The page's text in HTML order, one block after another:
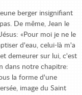
berger insignifiant
De même, Jean le
«Pour moi je ne le
d'eau, celui-là m'a
demeurer sur lui, c'est
dans notre chapitre:
la forme d'une
image du Saint